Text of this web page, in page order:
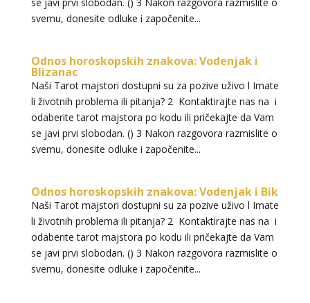
svemu, donesite odluke i započenite...
Odnos horoskopskih znakova: Vodenjak i
Blizanac
Naši Tarot majstori dostupni su za pozive uživo l Imate
li životnih problema ili pitanja? 2 Kontaktirajte nas na i
odaberite tarot majstora po kodu ili pričekajte da Vam
se javi prvi slobodan. () 3 Nakon razgovora razmislite o
svemu, donesite odluke i započenite...
Odnos horoskopskih znakova: Vodenjak i Bik
Naši Tarot majstori dostupni su za pozive uživo l Imate
li životnih problema ili pitanja? 2 Kontaktirajte nas na i
odaberite tarot majstora po kodu ili pričekajte da Vam
se javi prvi slobodan. () 3 Nakon razgovora razmislite o
svemu, donesite odluke i započenite...